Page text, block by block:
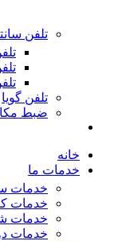
تلفن
تلفن گویا
ضبط
خانه
خدمات ما
خدمات
خدمات
خدمات
خدمات